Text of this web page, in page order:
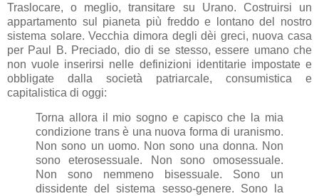
Traslocare, o meglio, transitare su Urano. Costruirsi un
appartamento sul pianeta più freddo e lontano del nostro
sistema solare. Vecchia dimora degli dèi greci, nuova casa
per Paul B. Preciado, dio di se stesso, essere umano che
non vuole inserirsi nelle definizioni identitarie impostate e
obbligate dalla società patriarcale, consumistica e
capitalistica di oggi:
Torna allora il mio sogno e capisco che la mia
condizione trans è una nuova forma di uranismo.
Non sono un uomo. Non sono una donna. Non
sono eterosessuale. Non sono omosessuale.
Non sono nemmeno bisessuale. Sono un
dissidente del sistema sesso-genere. Sono la